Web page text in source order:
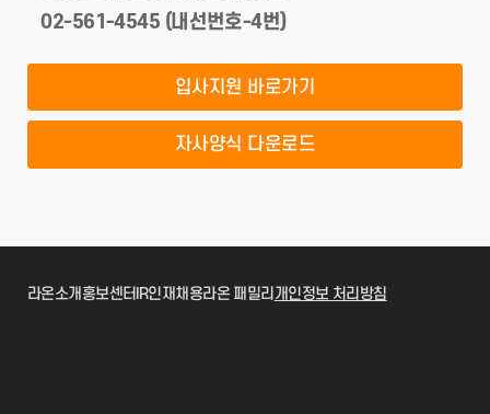
02-561-4545 (내선번호-4번)
입사지원 바로가기
자사양식 다운로드
라온소개 홍보센터 IR인재채용라온 패밀리 개인정보 처리방침